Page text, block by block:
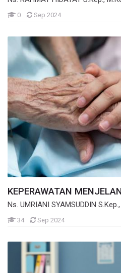
0Mahasiswa
Sep 2024
KEPERAWATAN
Ns. UMRIANI SYAMSUDDIN
34Mahasiswa
Sep 2024